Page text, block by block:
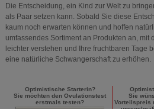
Die Entscheidung, ein Kind zur Welt zu
als Paar setzen kann. Sobald Sie diese
kaum noch erwarten können und hoffen
umfassendes Sortiment an Produkten an,
leichter verstehen und Ihre fruchtbaren Tage
eine natürliche Schwangerschaft zu erhöhen.
Optimistische Starterin?
Sie möchten den Ovulationstest
erstmals testen?
Sie
Vorteilspreis